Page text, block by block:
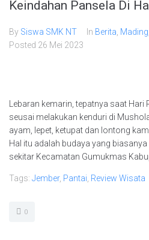
Keindahan Pansela Di
By Siswa SMK NT In Berita Mading
Posted 26 Mei 2023
Lebaran kemarin, tepatnya saat Hari
seusai melakukan kenduri di
ayam, lepet, ketupat dan lontong
Hal itu adalah budaya yang
sekitar Kecamatan Gumukmas
Tags: Jember, Pantai Review Wisata
0